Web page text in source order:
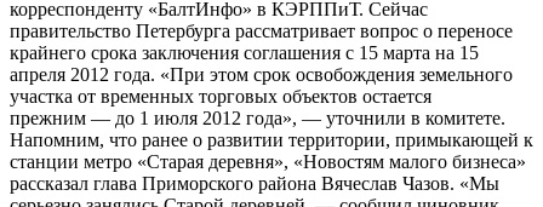
корреспонденту «БалтИнфо» в КЭРППиТ. Сейчас
правительство Петербурга рассматривает вопрос о переносе
крайнего срока заключения соглашения с 15 марта на 15
апреля 2012 года. «При этом срок освобождения земельного
участка от временных торговых объектов остается
прежним — до 1 июля 2012 года», — уточнили в комитете.
Напомним, что ранее о развитии территории, примыкающей к
станции метро «Старая деревня», «Новостям малого бизнеса»
рассказал глава Приморского района Вячеслав Чазов. «Мы